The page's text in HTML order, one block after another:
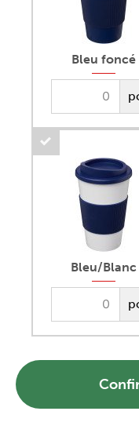
Bleu foncé
Bleu/Blanc